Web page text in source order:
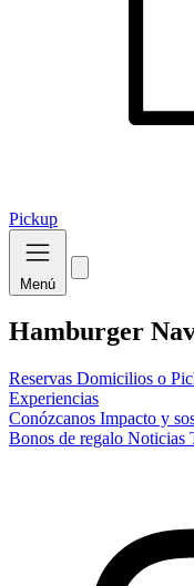
Pickup
Menú
Hamburger
Reservas Domicilios o
Experiencias
Conózcanos Impacto y
Bonos de regalo Noticias